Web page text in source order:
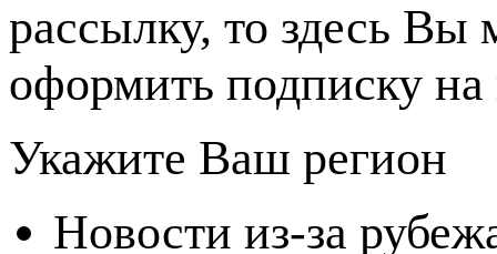
рассылку, то здесь Вы
оформить подписку на
Укажите Ваш регион
Новости из-за